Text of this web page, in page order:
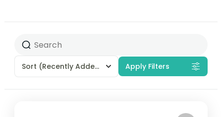
Sort (Recently Added) Apply Filters